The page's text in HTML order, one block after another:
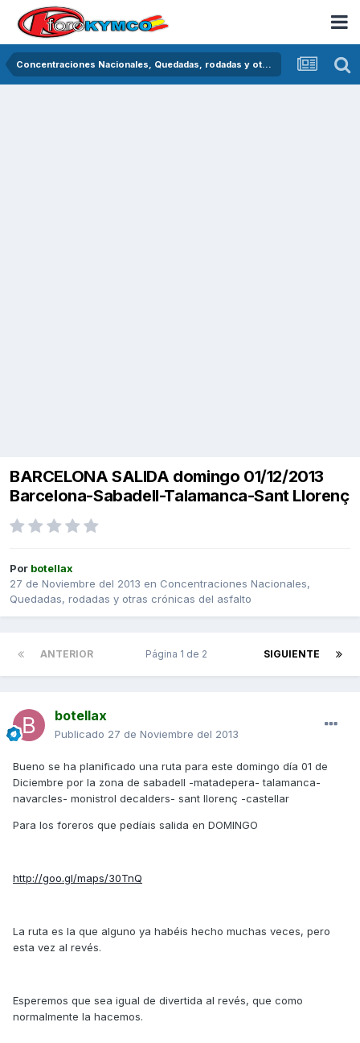
Concentraciones Nacionales, Quedadas, rodadas y otras crónicas del asfalto
BARCELONA SALIDA domingo 01/12/2013
Barcelona-Sabadell-Talamanca-Sant Llorenç
Por botellax
27 de Noviembre del 2013 en Concentraciones Nacionales,
Quedadas, rodadas y otras crónicas del asfalto
ANTERIOR SIGUIENTE
Página 1 de 2
botellax
Publicado 27 de Noviembre del 2013
Bueno se ha planificado una ruta para este domingo día 01 de
Diciembre por la zona de sabadell -matadepera- talamanca-
navarcles- monistrol decalders- sant llorenç -castellar
Para los foreros que pedíais salida en DOMINGO
http://goo.gl/maps/30TnQ
La ruta es la que alguno ya habéis hecho muchas veces, pero
esta vez al revés.
Esperemos que sea igual de divertida al revés, que como
normalmente la hacemos.